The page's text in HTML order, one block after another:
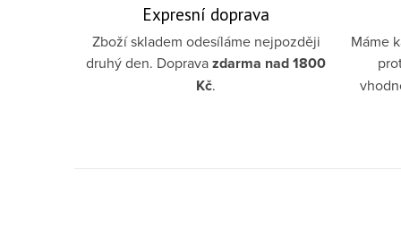
Expresní doprava
Zboží skladem odesíláme nejpozději
druhý den. Dopravazdarma nad 1800
Kč.
Máme